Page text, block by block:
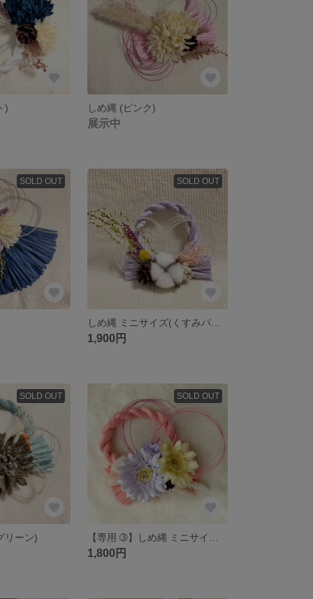
) しめ縄 (ピンク)
展示中
SOLD OUT SOLD OUT
1,900円
SOLD OUT
リーン)
SOLD OUT
1,800円